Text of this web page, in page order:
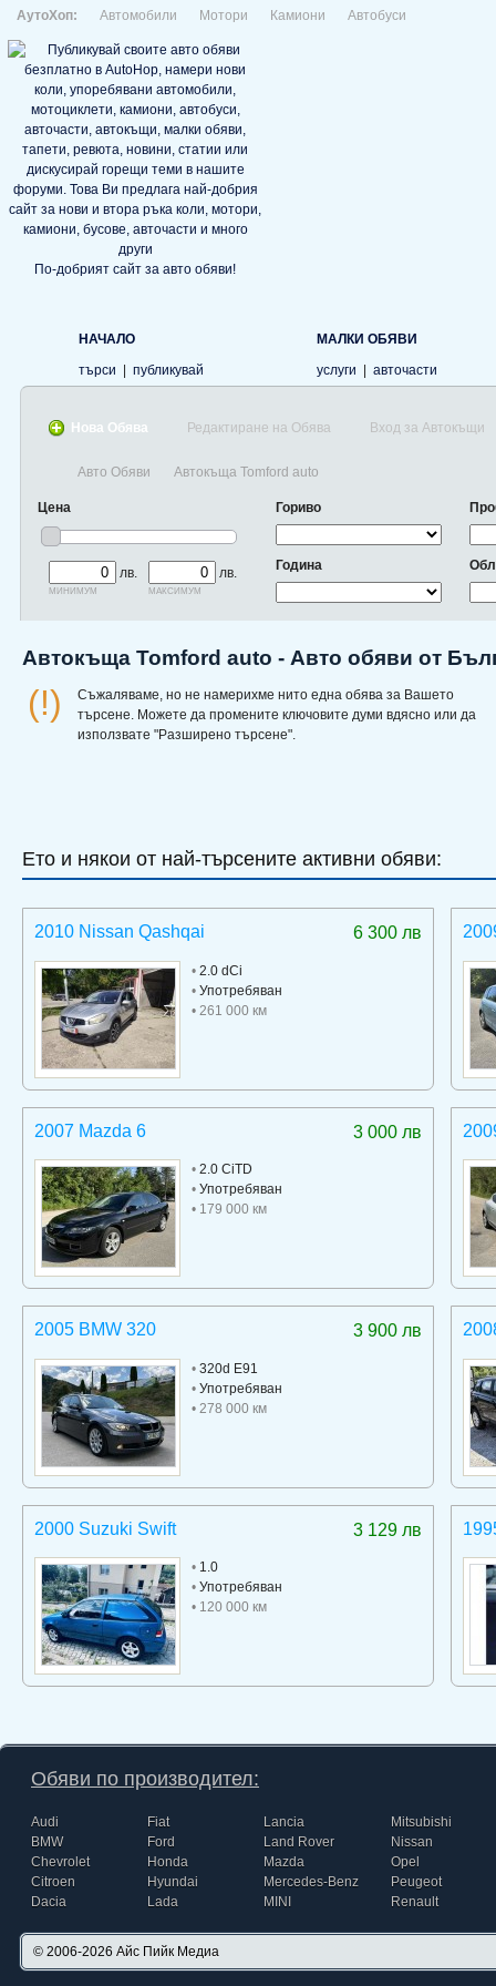
АутоХоп: Автомобили Мотори Камиони Автобуси
По-добрият сайт за авто обяви!
НАЧАЛО
търси
публикувай
МАЛКИ ОБЯВИ
услуги
авточасти
Нова Обява Редактиране на Обява Вход за Автокъщи
Авто Обяви Автокъща Tomford auto
Цена
лв.
минимум
лв.
максимум
Гориво
Година
Автокъща Tomford auto - Авто обяви от
(!)
Съжаляваме, но не намерихме нито една обява за Вашето
търсене. Можете да промените ключовите думи вдясно или да
използвате "Разширено търсене".
Ето и някои от най-търсените активни обяви:
6 300 лв
2010 Nissan Qashqai
• 2.0 dCi
• Употребяван
• 261 000 км
3 000 лв
2007 Mazda 6
• 2.0 CiTD
• Употребяван
• 179 000 км
3 900 лв
2005 BMW 320
• 320d E91
• Употребяван
• 278 000 км
3 129 лв
2000 Suzuki Swift
• 1.0
• Употребяван
• 120 000 км
Обяви по производител:
Audi
BMW
Chevrolet
Citroen
Dacia
Fiat
Ford
Honda
Hyundai
Lada
Lancia
Land Rover
Mazda
Mercedes-Benz
MINI
Mitsubishi
Nissan
Opel
Peugeot
Renault
© 2006-2026 Айс Пийк Медиа